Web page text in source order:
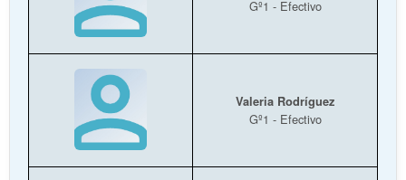
Gº1 - Efectivo
Valeria Rodríguez
Gº1 - Efectivo